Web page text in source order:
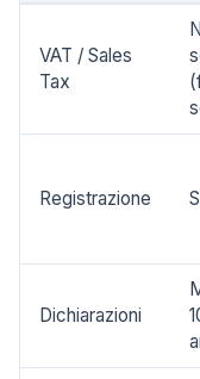
VAT / Sales
Tax
Registrazione
Dichiarazioni